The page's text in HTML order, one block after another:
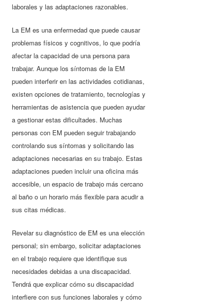
laborales y las adaptaciones razonables.
La EM es una enfermedad que puede causar
problemas físicos y cognitivos, lo que podría
afectar la capacidad de una persona para
trabajar. Aunque los síntomas de la EM
pueden interferir en las actividades cotidianas,
existen opciones de tratamiento, tecnologías y
herramientas de asistencia que pueden ayudar
a gestionar estas dificultades. Muchas
personas con EM pueden seguir trabajando
controlando sus síntomas y solicitando las
adaptaciones necesarias en su trabajo. Estas
adaptaciones pueden incluir una oficina más
accesible, un espacio de trabajo más cercano
al baño o un horario más flexible para acudir a
sus citas médicas.
Revelar su diagnóstico de EM es una elección
personal; sin embargo, solicitar adaptaciones
en el trabajo requiere que identifique sus
necesidades debidas a una discapacidad.
Tendrá que explicar cómo su discapacidad
interfiere con sus funciones laborales y cómo